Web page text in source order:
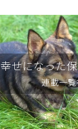
幸せになった
連載一